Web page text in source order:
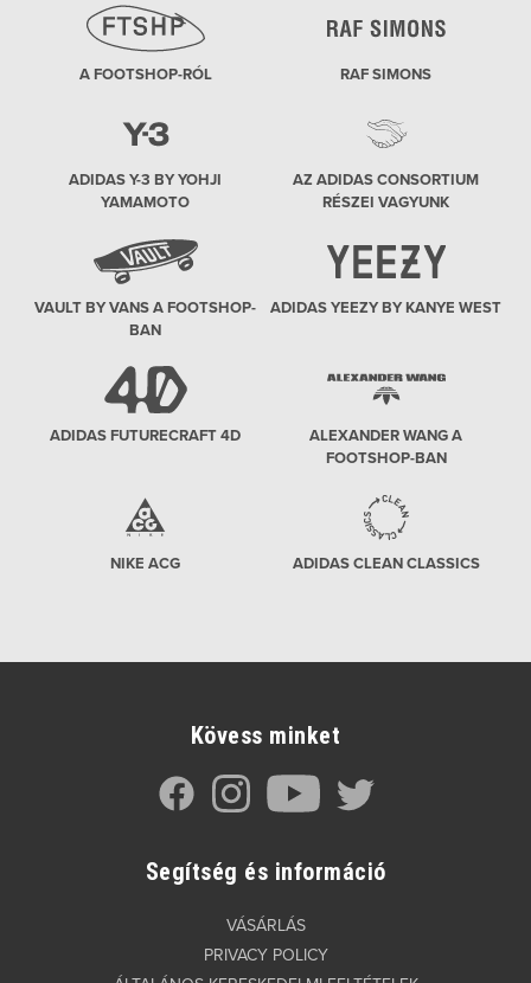
A FOOTSHOP-RÓL RAF SIMONS
ADIDAS Y-3 BY YOHJI
YAMAMOTO
AZ ADIDAS CONSORTIUM
RÉSZEI VAGYUNK
VAULT BY VANS A FOOTSHOP-
BAN
ADIDAS YEEZY BY KANYE WEST
ADIDAS FUTURECRAFT 4D
ALEXANDER WANG A
FOOTSHOP-BAN
NIKE ACG ADIDAS CLEAN CLASSICS
Kövess minket
Segítség és információ
VÁSÁRLÁS
PRIVACY POLICY